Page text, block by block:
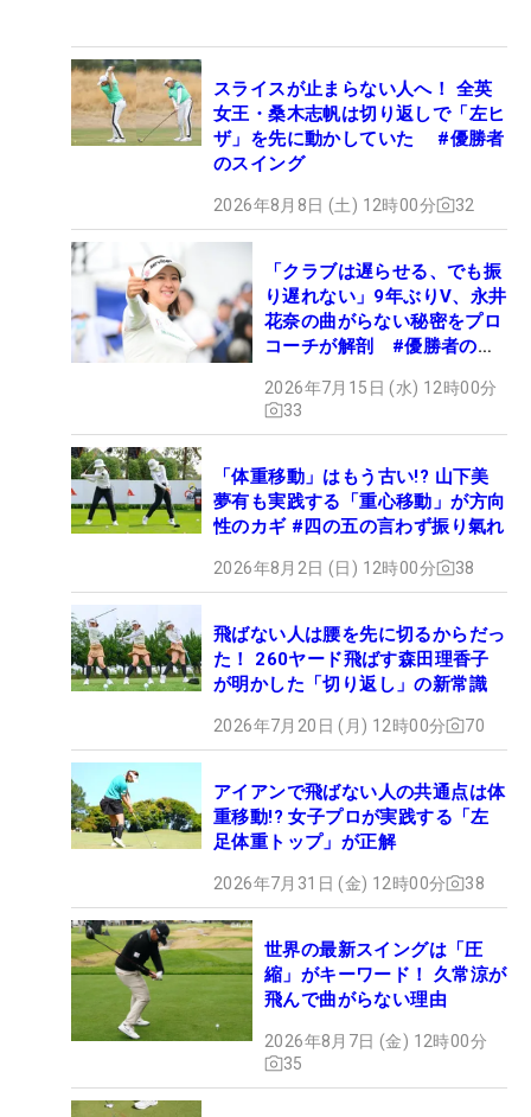
スライスが止まらない人へ！ 全英
女王・桑木志帆は切り返しで「左ヒ
ザ」を先に動かしていた #優勝者
のスイング
2026年8月8日 (土) 12時00分 32
「クラブは遅らせる、でも振
り遅れない」9年ぶりV、永井
花奈の曲がらない秘密をプロ
コーチが解剖 #優勝者のス
2026年7月15日 (水) 12時00分
33
「体重移動」はもう古い!? 山下美
夢有も実践する「重心移動」が方向
性のカギ #四の五の言わず振り氣れ
2026年8月2日 (日) 12時00分 38
飛ばない人は腰を先に切るからだっ
た！ 260ヤード飛ばす森田理香子
が明かした「切り返し」の新常識
2026年7月20日 (月) 12時00分 70
アイアンで飛ばない人の共通点は体
重移動!? 女子プロが実践する「左
足体重トップ」が正解
2026年7月31日 (金) 12時00分 38
世界の最新スイングは「圧
縮」がキーワード！ 久常涼が
飛んで曲がらない理由
2026年8月7日 (金) 12時00分
35